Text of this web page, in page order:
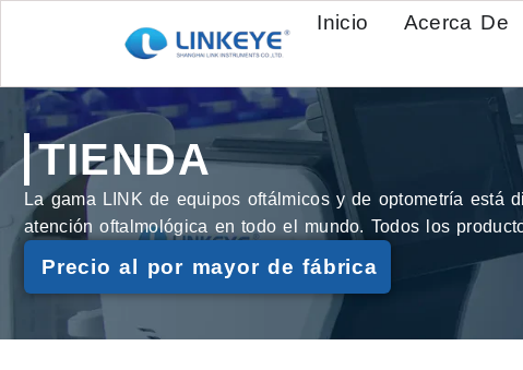
Inicio Acerca De
TIENDA
La gama LINK de equipos oftálmicos y de optometría
atención oftalmológica en todo el mundo. Todos los
Precio al por mayor de fábrica